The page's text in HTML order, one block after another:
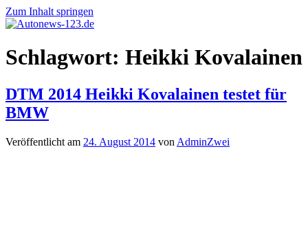
Zum Inhalt springen
Autonews-
123.de
Autonews
mit
Schlagwort: Heikki Kovalainen
DTM 2014 Heikki Kovalainen testet für
BMW
Veröffentlicht am 24. August 2014 von AdminZwei